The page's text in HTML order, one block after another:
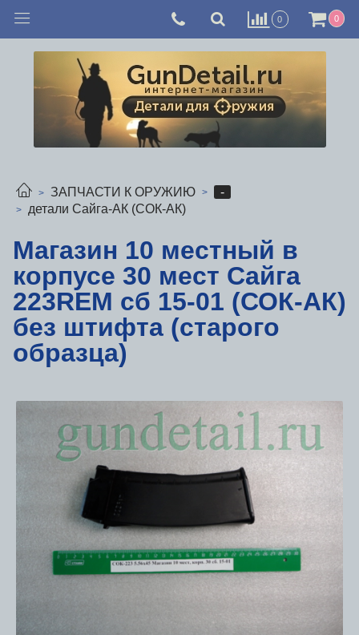
0 0
ЗАПЧАСТИ К ОРУЖИЮ
-
детали Сайга-АК (СОК-АК)
Магазин 10 местный в
корпусе 30 мест Сайга
223REM сб 15-01 (СОК-АК)
без штифта (старого
образца)